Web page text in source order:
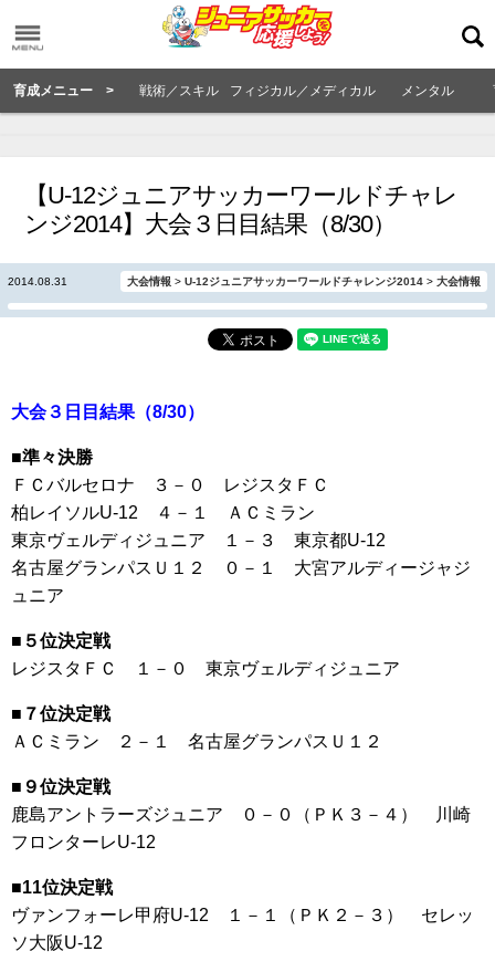
育成メニュー > 戦術／スキル フィジカル／メディカル メンタル
【U-12ジュニアサッカーワールドチャレ
ンジ2014】大会３日目結果（8/30）
2014.08.31 大会情報 > U-12ジュニアサッカーワールドチャレンジ2014 > 大会情報
大会３日目結果（8/30）
■準々決勝
ＦＣバルセロナ ３－０ レジスタＦＣ
柏レイソルU-12 ４－１ ＡＣミラン
東京ヴェルディジュニア １－３ 東京都U-12
名古屋グランパスＵ１２ ０－１ 大宮アルディージャジ
ュニア
■５位決定戦
レジスタＦＣ １－０ 東京ヴェルディジュニア
■７位決定戦
ＡＣミラン ２－１ 名古屋グランパスＵ１２
■９位決定戦
鹿島アントラーズジュニア ０－０（ＰＫ３－４） 川崎
フロンターレU-12
■11位決定戦
ヴァンフォーレ甲府U-12 １－１（ＰＫ２－３） セレッ
ソ大阪U-12